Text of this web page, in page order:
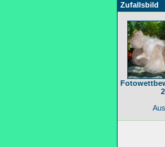
Zufallsbild